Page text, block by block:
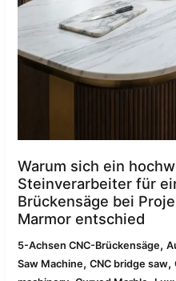
Warum sich ein
Steinverarbeiter für
Brückensäge bei
Marmor entschied
5-Achsen CNC-Brückensäge,
Saw Machine,CNC bridge saw,
für
gebogene
Marmorprojekte
entschied